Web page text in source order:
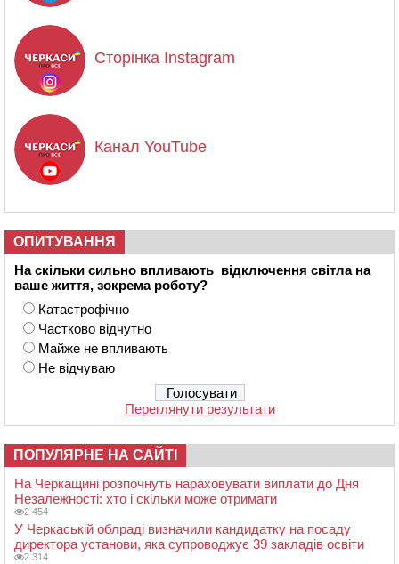
Сторінка Instagram
Канал YouTube
ОПИТУВАННЯ
На скільки сильно впливають відключення світла на
ваше життя, зокрема роботу?
Катастрофічно
Частково відчутно
Майже не впливають
Не відчуваю
Переглянути результати
ПОПУЛЯРНЕ НА САЙТІ
На Черкащині розпочнуть нараховувати виплати до Дня
Незалежності: хто і скільки може отримати
2 454
У Черкаській облраді визначили кандидатку на посаду
директора установи, яка супроводжує 39 закладів освіти
2 314